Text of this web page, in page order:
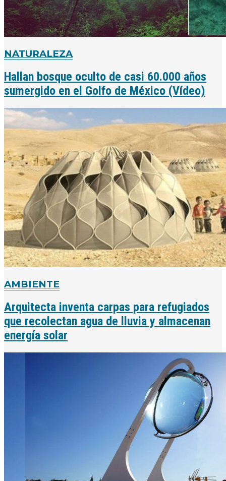
NATURALEZA
Hallan bosque oculto de casi 60.000 años
sumergido en el Golfo de México (Vídeo)
AMBIENTE
Arquitecta inventa carpas para refugiados
que recolectan agua de lluvia y almacenan
energía solar